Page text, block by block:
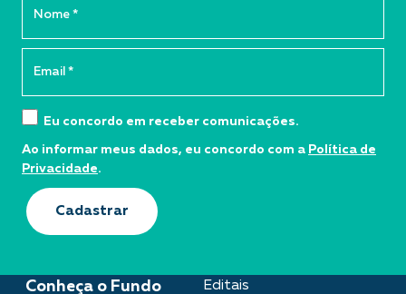
Conheça o Fundo Editais
Eu concordo em receber comunicações.
Ao informar meus dados, eu concordo com a Política de
Privacidade.
Cadastrar